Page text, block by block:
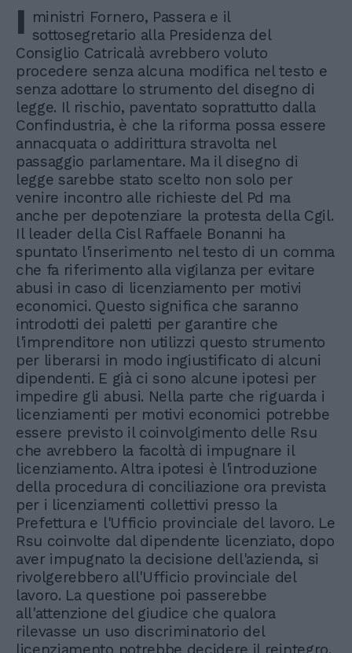
I ministri Fornero, Passera e il
sottosegretario alla Presidenza del
Consiglio Catricalà avrebbero voluto
procedere senza alcuna modifica nel testo e
senza adottare lo strumento del disegno di
legge. Il rischio, paventato soprattutto dalla
Confindustria, è che la riforma possa essere
annacquata o addirittura stravolta nel
passaggio parlamentare. Ma il disegno di
legge sarebbe stato scelto non solo per
venire incontro alle richieste del Pd ma
anche per depotenziare la protesta della Cgil.
Il leader della Cisl Raffaele Bonanni ha
spuntato l'inserimento nel testo di un comma
che fa riferimento alla vigilanza per evitare
abusi in caso di licenziamento per motivi
economici. Questo significa che saranno
introdotti dei paletti per garantire che
l'imprenditore non utilizzi questo strumento
per liberarsi in modo ingiustificato di alcuni
dipendenti. E già ci sono alcune ipotesi per
impedire gli abusi. Nella parte che riguarda i
licenziamenti per motivi economici potrebbe
essere previsto il coinvolgimento delle Rsu
che avrebbero la facoltà di impugnare il
licenziamento. Altra ipotesi è l'introduzione
della procedura di conciliazione ora prevista
per i licenziamenti collettivi presso la
Prefettura e l'Ufficio provinciale del lavoro. Le
Rsu coinvolte dal dipendente licenziato, dopo
aver impugnato la decisione dell'azienda, si
rivolgerebbero all'Ufficio provinciale del
lavoro. La questione poi passerebbe
all'attenzione del giudice che qualora
rilevasse un uso discriminatorio del